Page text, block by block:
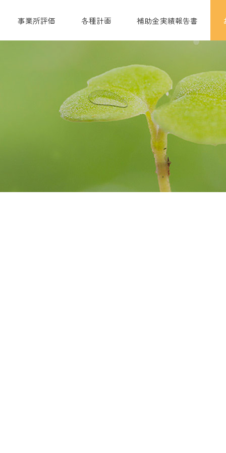
事業所評価 各種計画 補助金実績報告書